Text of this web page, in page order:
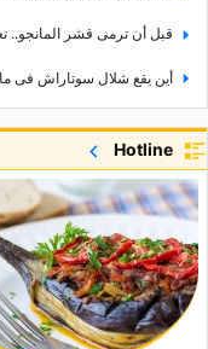
قبل أن ترمی قشر المانجو..
أین یقع شلال سوتاراش فی
وصفه شوربه الشعیریه
إذا کنت تبحث عن عشاء
کیفیه إعداد جیغو الدیک
Hotline